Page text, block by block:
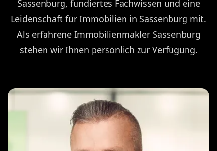
Sassenburg, fundiertes Fachwissen und eine
Leidenschaft für Immobilien in Sassenburg mit.
Als erfahrene Immobilienmakler Sassenburg
stehen wir Ihnen persönlich zur Verfügung.